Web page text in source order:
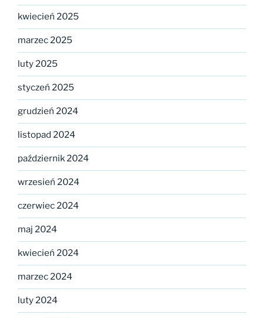
kwiecień 2025
marzec 2025
luty 2025
styczeń 2025
grudzień 2024
listopad 2024
październik 2024
wrzesień 2024
czerwiec 2024
maj 2024
kwiecień 2024
marzec 2024
luty 2024